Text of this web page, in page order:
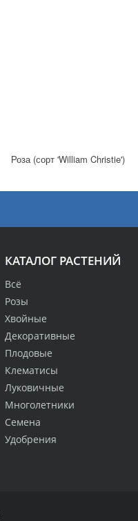
Роза (сорт 'William Christie')
КАТАЛОГ РАСТЕНИЙ
Всё
Розы
Хвойные
Декоративные
Плодовые
Клематисы
Луковичные
Многолетники
Семена
Удобрения